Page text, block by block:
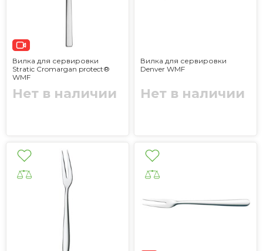
Вилка для сервировки
Stratic Cromargan protect®
WMF
Нет в наличии
Вилка для сервировки
Denver WMF
Нет в наличии